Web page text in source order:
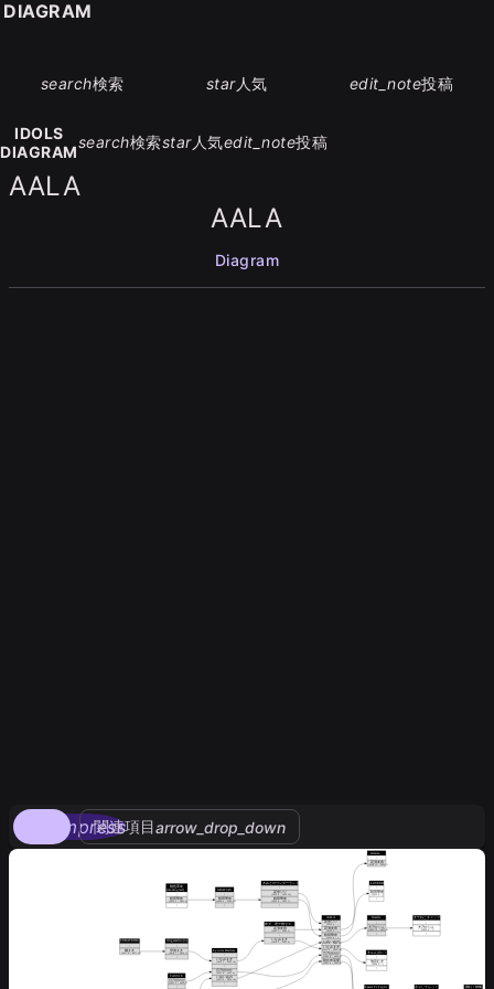
search検索 star人気 edit_note投稿
IDOLS
DIAGRAM
search検索star人気edit_note投稿
AALA
AALA
Diagram
compress
関連項目arrow_drop_down